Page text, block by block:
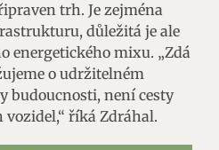
trh. Je zejména
důležitá je ale
energetického mixu. „Zdá
o udržitelném
budoucnosti, není cesty
říká Zdráhal.